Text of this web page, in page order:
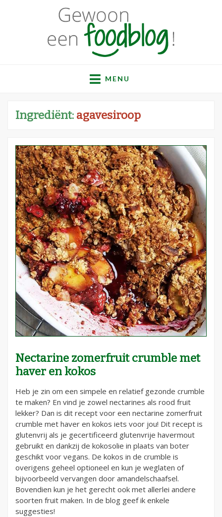
Gewoon een
foodblog!
recepten
MENU
Ingrediënt: agavesiroop
Nectarine zomerfruit crumble met
haver en kokos
Heb je zin om een simpele en relatief gezonde crumble
te maken? En vind je zowel nectarines als rood fruit
lekker? Dan is dit recept voor een nectarine zomerfruit
crumble met haver en kokos iets voor jou! Dit recept is
glutenvrij als je gecertificeerd glutenvrije havermout
gebruikt en dankzij de kokosolie in plaats van boter
geschikt voor vegans. De kokos in de crumble is
overigens geheel optioneel en kun je weglaten of
bijvoorbeeld vervangen door amandelschaafsel.
Bovendien kun je het gerecht ook met allerlei andere
soorten fruit maken. In de blog geef ik enkele
suggesties!